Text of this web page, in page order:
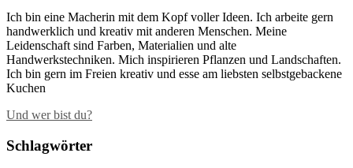
Ich bin eine Macherin mit dem Kopf voller Ideen. Ich arbeite gern
handwerklich und kreativ mit anderen Menschen. Meine
Leidenschaft sind Farben, Materialien und alte
Handwerkstechniken. Mich inspirieren Pflanzen und Landschaften.
Ich bin gern im Freien kreativ und esse am liebsten selbstgebackene
Kuchen
Und wer bist du?
Schlagwörter